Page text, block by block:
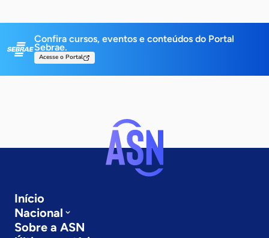
Confira cursos, eventos e conteúdos do Portal
Sebrae.
Acesse o Portal
Início
Nacional
Sobre a ASN